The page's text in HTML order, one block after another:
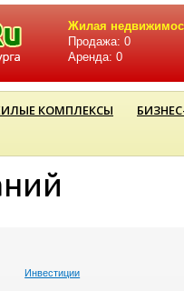
Жилая
Продажа: 0
Аренда: 0
КОМПЛЕКСЫ
Инвестиции